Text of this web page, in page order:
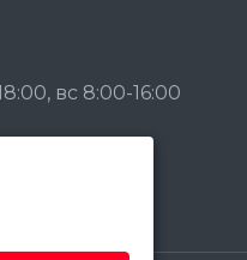
вс 8:00-16:00